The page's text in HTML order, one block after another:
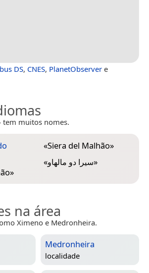
DS, CNES, PlanetObserver e
tem muitos nomes.
»
«Siera del Malhão»
«سيرا دو مالهاو»
na área
Ximeno e Medronheira.
Medronheira
localidade